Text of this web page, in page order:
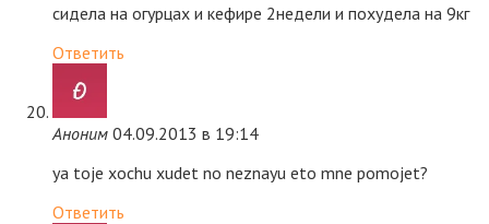
сидела на огурцах и кефире 2недели и похудела на 9кг
Ответить
Аноним 04.09.2013 в 19:14
ya toje xochu xudet no neznayu eto mne pomojet?
Ответить